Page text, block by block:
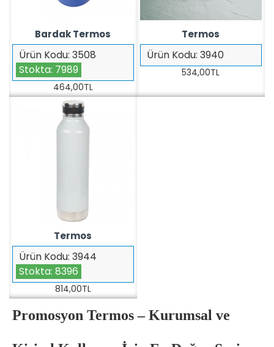
Promosyon Termos – Kurumsal ve
Ürün Kodu: 3508
Stokta: 7989
Bardak Termos
464,00TL
Ürün Kodu: 3940
Termos
534,00TL
Ürün Kodu: 3944
Stokta: 8396
Termos
814,00TL